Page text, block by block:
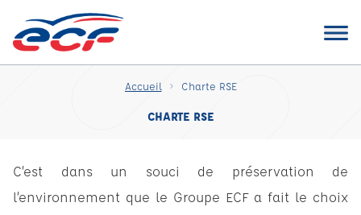
Accueil Charte RSE
CHARTE RSE
C’est dans un souci de préservation de
l’environnement que le Groupe ECF a fait le choix